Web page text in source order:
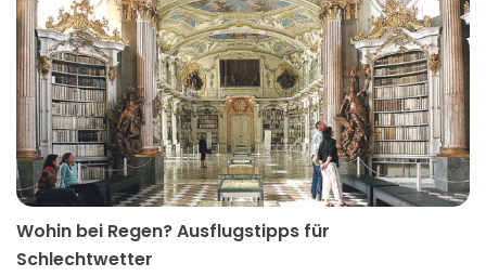
Wohin bei Regen? Ausflugstipps für
Schlechtwetter